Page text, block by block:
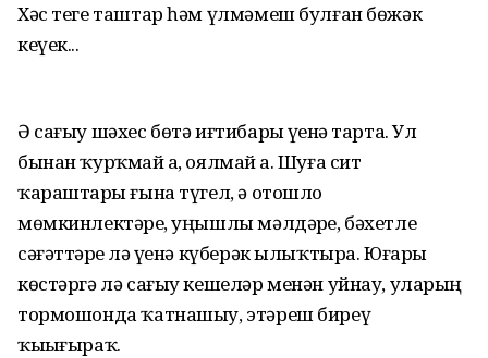
Хәс теге таштар һәм үлмәмеш булған бөжәк
кеүек...
Ә сағыу шәхес бөтә иғтибарҙы үҙенә тарта. Ул
бынан ҡурҡмай ҙа, оялмай ҙа. Шуға сит
ҡараштарҙы ғына түгел, ә отошло
мөмкинлектәрҙе, уңышлы мәлдәрҙе, бәхетле
сәғәттәрҙе лә үҙенә күберәк ылыҡтыра. Юғары
көстәргә лә сағыу кешеләр менән уйнау, уларҙың
тормошонда ҡатнашыу, этәреш биреү
ҡыҙығыраҡ.